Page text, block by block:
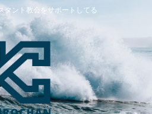
タント教会をサポートしてる